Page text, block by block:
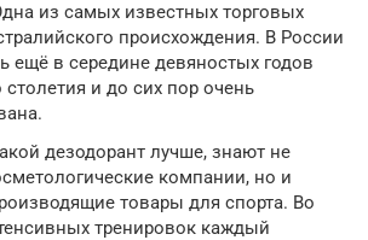
из самых известных торговых
происхождения. В России
ещё в середине девяностых годов
и до сих пор очень
дезодорант лучше, знают не
компании, но и
товары для спорта. Во
тренировок каждый